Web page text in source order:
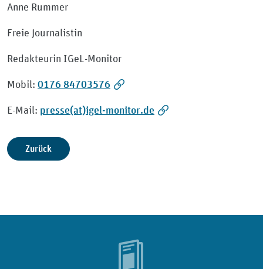
Anne Rummer
Freie Journalistin
Redakteurin IGeL-Monitor
Mobil: 0176 84703576
E-Mail: presse(at)igel-monitor.de
Zurück